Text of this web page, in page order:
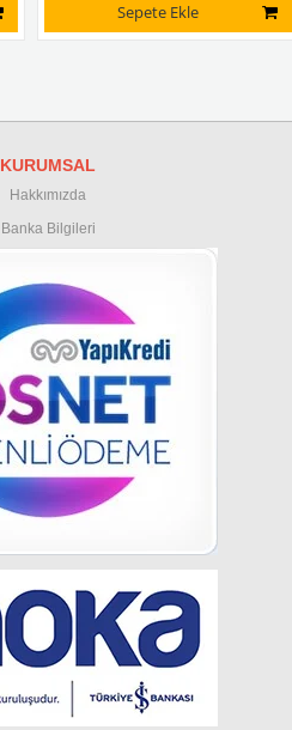
Sepete Ekle
KURUMSAL
Hakkımızda
Banka Bilgileri